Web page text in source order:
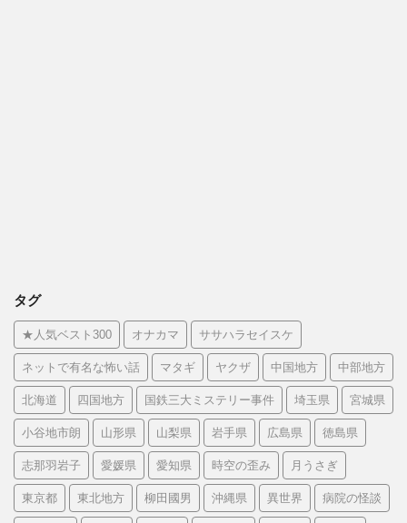
タグ
★人気ベスト300 オナカマ ササハラセイスケ
ネットで有名な怖い話 マタギ ヤクザ 中国地方 中部地方
北海道 四国地方 国鉄三大ミステリー事件 埼玉県 宮城県
小谷地市朗 山形県 山梨県 岩手県 広島県 徳島県
志那羽岩子 愛媛県 愛知県 時空の歪み 月うさぎ
東京都 東北地方 柳田國男 沖縄県 異世界 病院の怪談